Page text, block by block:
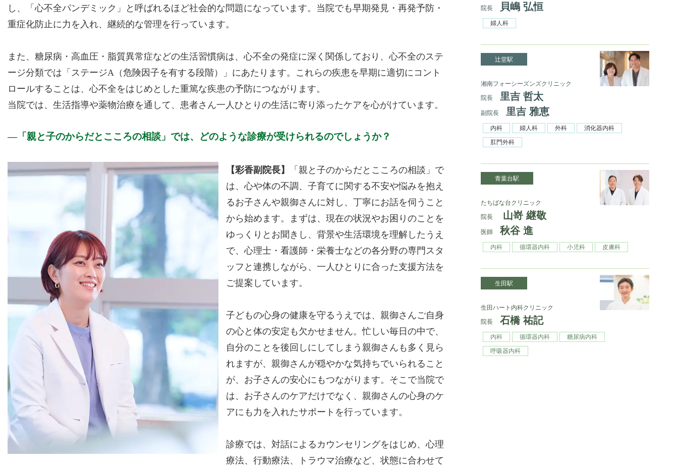
し、「心不全パンデミック」と呼ばれるほど社会的な問題になっています。当院でも早期発見・再発予防・
重症化防止に力を入れ、継続的な管理を行っています。
また、糖尿病・高血圧・脂質異常症などの生活習慣病は、心不全の発症に深く関係しており、心不全のステ
ージ分類では「ステージA（危険因子を有する段階）」にあたります。これらの疾患を早期に適切にコント
ロールすることは、心不全をはじめとした重篤な疾患の予防につながります。
当院では、生活指導や薬物治療を通して、患者さん一人ひとりの生活に寄り添ったケアを心がけています。
「親と子のからだとこころの相談」では、どのような診療が受けられるのでしょうか？
【彩香副院長】
「親と子のからだとこころの相談」で
は、心や体の不調、子育てに関する不安や悩みを抱え
るお子さんや親御さんに対し、丁寧にお話を伺うこと
から始めます。まずは、現在の状況やお困りのことを
ゆっくりとお聞きし、背景や生活環境を理解したうえ
で、心理士・看護師・栄養士などの各分野の専門スタ
ッフと連携しながら、一人ひとりに合った支援方法を
ご提案しています。
子どもの心身の健康を守るうえでは、親御さんご自身
の心と体の安定も欠かせません。忙しい毎日の中で、
自分のことを後回しにしてしまう親御さんも多く見ら
れますが、親御さんが穏やかな気持ちでいられること
が、お子さんの安心にもつながります。そこで当院で
は、お子さんのケアだけでなく、親御さんの心身のケ
アにも力を入れたサポートを行っています。
診療では、対話によるカウンセリングをはじめ、心理
療法、行動療法、トラウマ治療など、状態に合わせて
院長
貝嶋 弘恒
婦人科
辻堂駅
湘南フォーシーズンズクリニック
院長
里吉 哲太
副院長 里吉 雅恵
内科 婦人科 外科
消化器内科
肛門外科
青葉台駅
たちばな台クリニック
院長
山嵜 継敬
医師 秋谷 進
内科 循環器内科 小児科 皮膚科
生田駅
生田ハート内科クリニック
院長
石橋 祐記
内科 循環器内科
糖尿病内科
呼吸器内科